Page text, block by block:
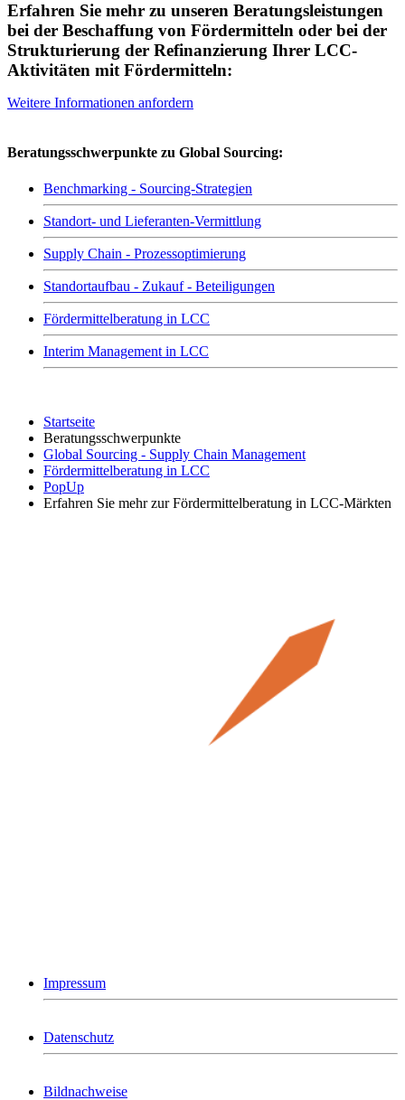
Erfahren Sie mehr zu unseren Beratungsleistungen
bei der Beschaffung von Fördermitteln oder bei der
Strukturierung der Refinanzierung Ihrer LCC-
Aktivitäten mit Fördermitteln:
Weitere Informationen anfordern
Beratungsschwerpunkte zu Global Sourcing:
Benchmarking - Sourcing-Strategien
Standort- und Lieferanten-Vermittlung
Supply Chain - Prozessoptimierung
Standortaufbau - Zukauf - Beteiligungen
Fördermittelberatung in LCC
Interim Management in LCC
Startseite
Beratungsschwerpunkte
Global Sourcing - Supply Chain Management
Fördermittelberatung in LCC
PopUp
Erfahren Sie mehr zur Fördermittelberatung in LCC-Märkten
Impressum
Datenschutz
Bildnachweise